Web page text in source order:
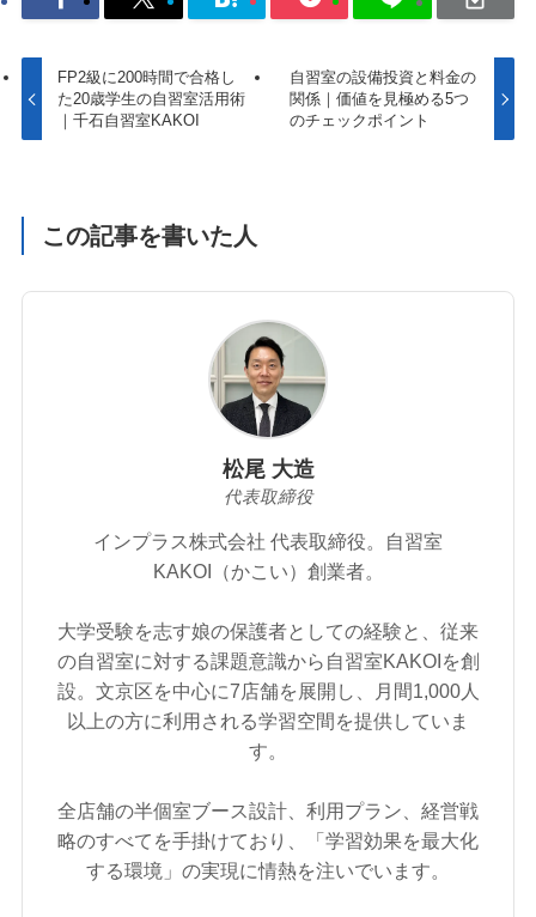
FP2級に200時間で合格し
た20歳学生の自習室活用術
｜千石自習室KAKOI
自習室の設備投資と料金の
関係｜価値を見極める5つ
のチェックポイント
この記事を書いた人
松尾 大造
代表取締役
インプラス株式会社 代表取締役。自習室
KAKOI（かこい）創業者。
大学受験を志す娘の保護者としての経験と、従来
の自習室に対する課題意識から自習室KAKOIを創
設。文京区を中心に7店舗を展開し、月間1,000人
以上の方に利用される学習空間を提供していま
す。
全店舗の半個室ブース設計、利用プラン、経営戦
略のすべてを手掛けており、「学習効果を最大化
する環境」の実現に情熱を注いでいます。